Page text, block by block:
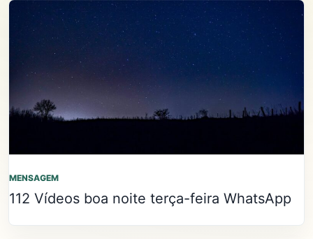
MENSAGEM
112 Vídeos boa noite terça-feira WhatsApp